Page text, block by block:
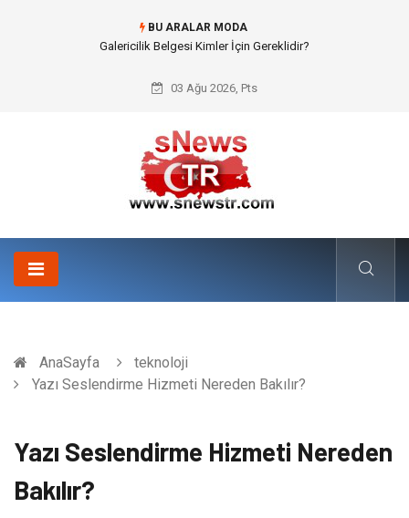
BU ARALAR MODA
Doküman Yönetimi ile Kurumsal Hafızanın Dijitalleşmesi
03 Ağu 2026, Pts
AnaSayfa
teknoloji
Yazı Seslendirme Hizmeti Nereden Bakılır?
Yazı Seslendirme Hizmeti Nereden
Bakılır?